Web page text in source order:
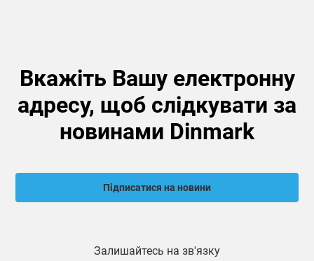
Вкажіть Вашу електронну
адресу, щоб слідкувати за
новинами Dinmark
Підписатися на новини
Залишайтесь на зв'язку